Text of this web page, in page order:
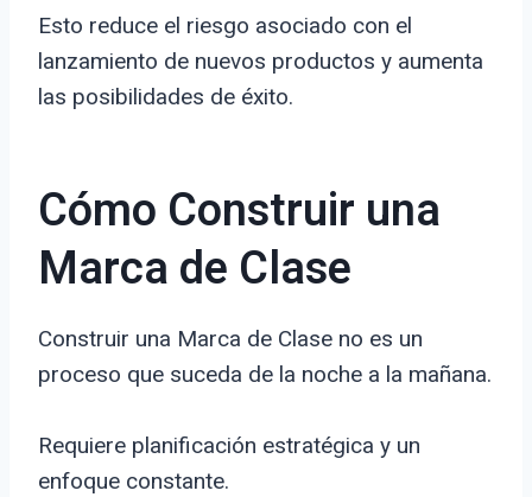
Esto reduce el riesgo asociado con el
lanzamiento de nuevos productos y aumenta
las posibilidades de éxito.
Cómo Construir una
Marca de Clase
Construir una Marca de Clase no es un
proceso que suceda de la noche a la mañana.
Requiere planificación estratégica y un
enfoque constante.